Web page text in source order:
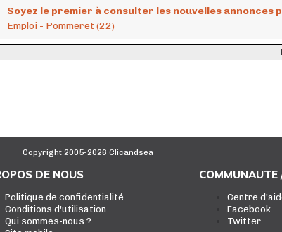
Soyez le premier à consulter les nouvelles annonces
Emploi - Pommeret (22)
Copyright 2005-2026 Clicandsea
DE NOUS
Politique de confidentialité
Conditions d'utilisation
Qui sommes-nous ?
COMMUNAUTE
Centre
Facebook
Twitter